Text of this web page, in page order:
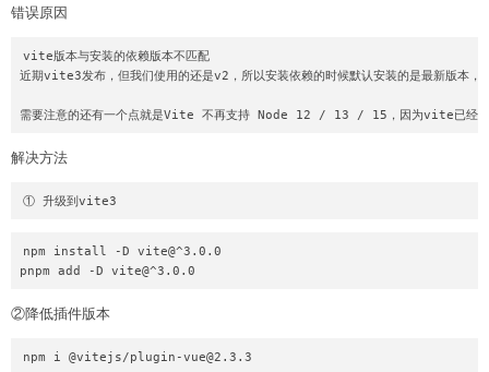
错误原因
vite版本与安装的依赖版本不匹配
近期vite3发布，但我们使用的还是v2，所以安装依赖的时候默认安装的是最新版本，
解决方法
① 升级到vite3
npm install -D vite@^3.0.0
pnpm add -D vite@^3.0.0
②降低插件版本
npm i @vitejs/plugin-vue@2.3.3